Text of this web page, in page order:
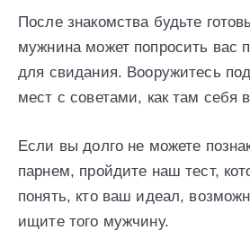
После знакомства будьте
мужнина может попросить вас
для свидания. Вооружитесь
мест с советами, как там себя
Если вы долго не можете
парнем, пройдите наш тест,
понять, кто ваш идеал,
ищите того мужчину.